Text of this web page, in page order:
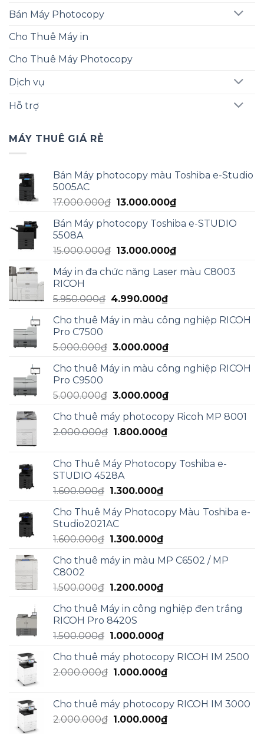
Bán Máy Photocopy
Cho Thuê Máy in
Cho Thuê Máy Photocopy
Dịch vụ
Hỗ trợ
MÁY THUÊ GIÁ RẺ
Bán Máy photocopy màu Toshiba e-Studio
5005AC
17.000.000₫ Giá
là:
13.000.000₫Giá
tại
13.000.000₫.
Bán Máy photocopy Toshiba e-STUDIO
5508A
15.000.000₫ Giá
là:
13.000.000₫Giá
tại
Máy in đa chức năng Laser màu C8003
RICOH
5.950.000₫ Giá
là:
4.990.000₫Giá
tại
4.990.000₫.
Cho thuê Máy in màu công nghiệp RICOH
Pro C7500
5.000.000₫ Giá
là:
3.000.000₫Giá
tại
3.000.000₫.
Cho thuê Máy in màu công nghiệp RICOH
Pro C9500
5.000.000₫ Giá
là:
5.000.000₫.
3.000.000₫Giá
tại
Cho thuê máy photocopy Ricoh MP 8001
2.000.000₫ Giá
2.000.000₫.
1.800.000₫Giá
là:
Cho Thuê Máy Photocopy Toshiba e-
STUDIO 4528A
1.600.000₫ Giá
là:
1.600.000₫.
1.300.000₫Giá
tại
1.300.000₫.
Cho Thuê Máy Photocopy Màu Toshiba e-
Studio2021AC
1.600.000₫ Giá
là:
1.300.000₫Giá
tại
1.300.000₫.
Cho thuê máy in màu MP C6502 / MP
C8002
1.500.000₫ Giá
là:
1.500.000₫.
1.200.000₫Giá
tại
1.200.000₫.
Cho thuê Máy in công nghiệp đen trắng
RICOH Pro 8420S
1.500.000₫ Giá
là:
1.500.000₫.
1.000.000₫Giá
tại
là:
Cho thuê máy photocopy RICOH IM 2500
2.000.000₫ Giá
2.000.000₫.
1.000.000₫Giá
là:
1.000.000₫.
Cho thuê máy photocopy RICOH IM 3000
2.000.000₫ Giá
1.000.000₫Giá